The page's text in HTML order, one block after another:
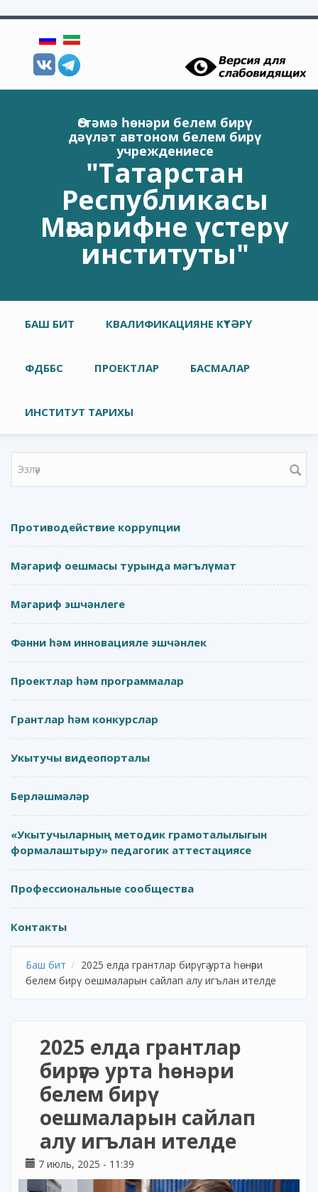
Өстәмә һөнәри белем бирү
дәүләт автоном белем бирү
учреждениесе
"Татарстан
Республикасы
Мәгарифне үстерү
институты"
Төп меню
БАШ БИТ КВАЛИФИКАЦИЯНЕ КҮТӘРҮ
ФДББС ПРОЕКТЛАР БАСМАЛАР
ИНСТИТУТ ТАРИХЫ
Search form
Противодействие коррупции
Мәгариф оешмасы турында мәгълүмат
Мәгариф эшчәнлеге
Фәнни һәм инновацияле эшчәнлек
Проектлар һәм программалар
Грантлар һәм конкурслар
Укытучы видеопорталы
Берләшмәләр
«Укытучыларның методик грамоталылыгын
формалаштыру» педагогик аттестациясе
Профессиональные сообщества
Контакты
Баш бит
2025 елда грантлар бирүгә урта һөнәри
белем бирү оешмаларын сайлап алу игълан ителде
2025 елда грантлар
бирүгә урта һөнәри
белем бирү
оешмаларын сайлап
алу игълан ителде
7 июль, 2025 - 11:39